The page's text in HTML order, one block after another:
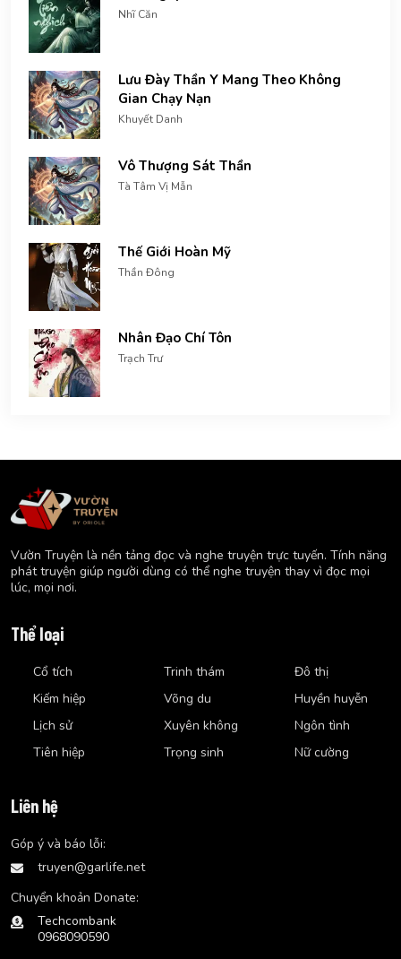
Nhĩ Căn
Lưu Đày Thần Y Mang Theo Không
Gian Chạy Nạn
Khuyết Danh
Vô Thượng Sát Thần
Tà Tâm Vị Mẫn
Thế Giới Hoàn Mỹ
Thần Đông
Nhân Đạo Chí Tôn
Trạch Trư
Vườn Truyện là nền tảng đọc và nghe truyện trực tuyến. Tính năng
phát truyện giúp người dùng có thể nghe truyện thay vì đọc mọi
lúc, mọi nơi.
Thể loại
Cổ tích
Kiếm hiệp
Lịch sử
Tiên hiệp
Trinh thám
Võng du
Xuyên không
Trọng sinh
Đô thị
Huyền huyễn
Ngôn tình
Nữ cường
Liên hệ
Góp ý và báo lỗi:
truyen@garlife.net
Chuyển khoản Donate:
Techcombank
0968090590